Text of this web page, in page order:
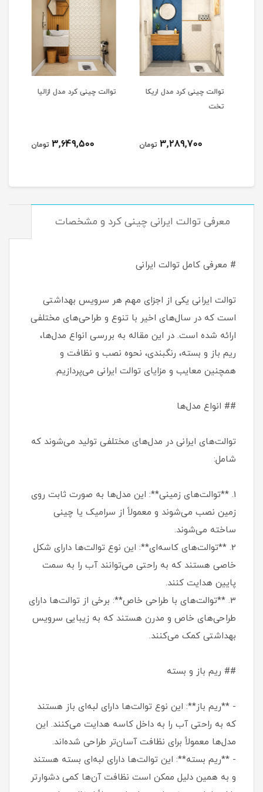
توالت چینی کرد مدل اریکا
تخت
3,289,700 تومان
توالت چینی کرد مدل ازالیا
3,649,500 تومان
معرفی توالت ایرانی چینی کرد و مشخصات
# معرفی کامل توالت ایرانی
توالت ایرانی یکی از اجزای مهم هر سرویس بهداشتی
است که در سال‌های اخیر با تنوع و طراحی‌های مختلفی
ارائه شده است. در این مقاله به بررسی انواع مدل‌ها،
ریم باز و بسته، رنگبندی، نحوه نصب و نظافت و
همچنین معایب و مزایای توالت ایرانی می‌پردازیم.
## انواع مدل‌ها
توالت‌های ایرانی در مدل‌های مختلفی تولید می‌شوند که
شامل:
1. **توالت‌های زمینی**: این مدل‌ها به صورت ثابت روی
زمین نصب می‌شوند و معمولاً از سرامیک یا چینی
ساخته می‌شوند.
2. **توالت‌های کاسه‌ای**: این نوع توالت‌ها دارای شکل
خاصی هستند که به راحتی می‌توانند آب را به سمت
پایین هدایت کنند.
3. **توالت‌های با طراحی خاص**: برخی از توالت‌ها دارای
طراحی‌های خاص و مدرن هستند که به زیبایی سرویس
بهداشتی کمک می‌کنند.
## ریم باز و بسته
- **ریم باز**: این نوع توالت‌ها دارای لبه‌ای باز هستند
که به راحتی آب را به داخل کاسه هدایت می‌کنند. این
مدل‌ها معمولاً برای نظافت آسان‌تر طراحی شده‌اند.
- **ریم بسته**: این توالت‌ها دارای لبه‌ای بسته هستند
و به همین دلیل ممکن است نظافت آن‌ها کمی دشوارتر